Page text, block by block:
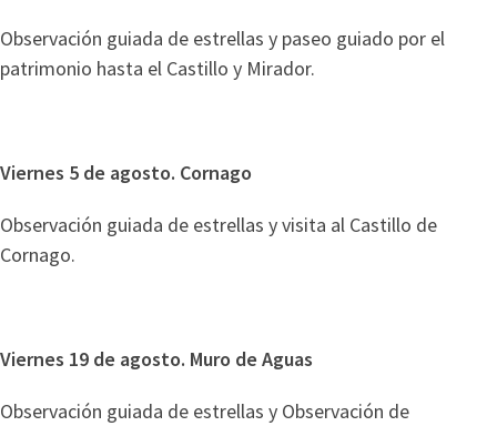
Observación guiada de estrellas y paseo guiado por el
patrimonio hasta el Castillo y Mirador.
Viernes 5 de agosto. Cornago
Observación guiada de estrellas y visita al Castillo de
Cornago.
Viernes 19 de agosto. Muro de Aguas
Observación guiada de estrellas y Observación de